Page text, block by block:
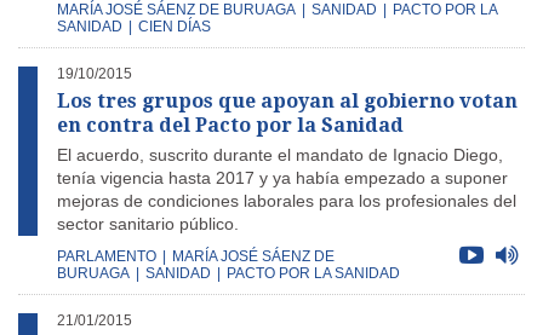
MARÍA JOSÉ SÁENZ DE BURUAGA SANIDAD
PACTO POR LA
SANIDAD
CIEN DÍAS
19/10/2015
Los tres grupos que apoyan al gobierno votan
en contra del Pacto por la Sanidad
El acuerdo, suscrito durante el mandato de Ignacio Diego,
tenía vigencia hasta 2017 y ya había empezado a suponer
mejoras de condiciones laborales para los profesionales del
sector sanitario público.
PARLAMENTO
MARÍA JOSÉ SÁENZ DE
BURUAGA
SANIDAD PACTO POR LA SANIDAD
21/01/2015